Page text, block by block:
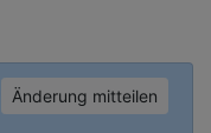
Änderung mitteilen